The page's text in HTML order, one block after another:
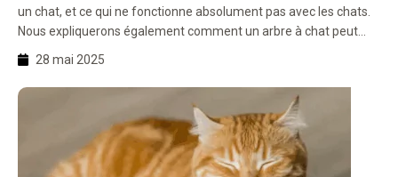
un chat, et ce qui ne fonctionne absolument pas avec les chats.
Nous expliquerons également comment un arbre à chat peut
aider dans l’entraînement des chats. Prêt à commencer avec
votre chat ? Sur cette page, vous apprendrez : 1. Les chats
peuvent-ils être entraînés […]
28 mai 2025